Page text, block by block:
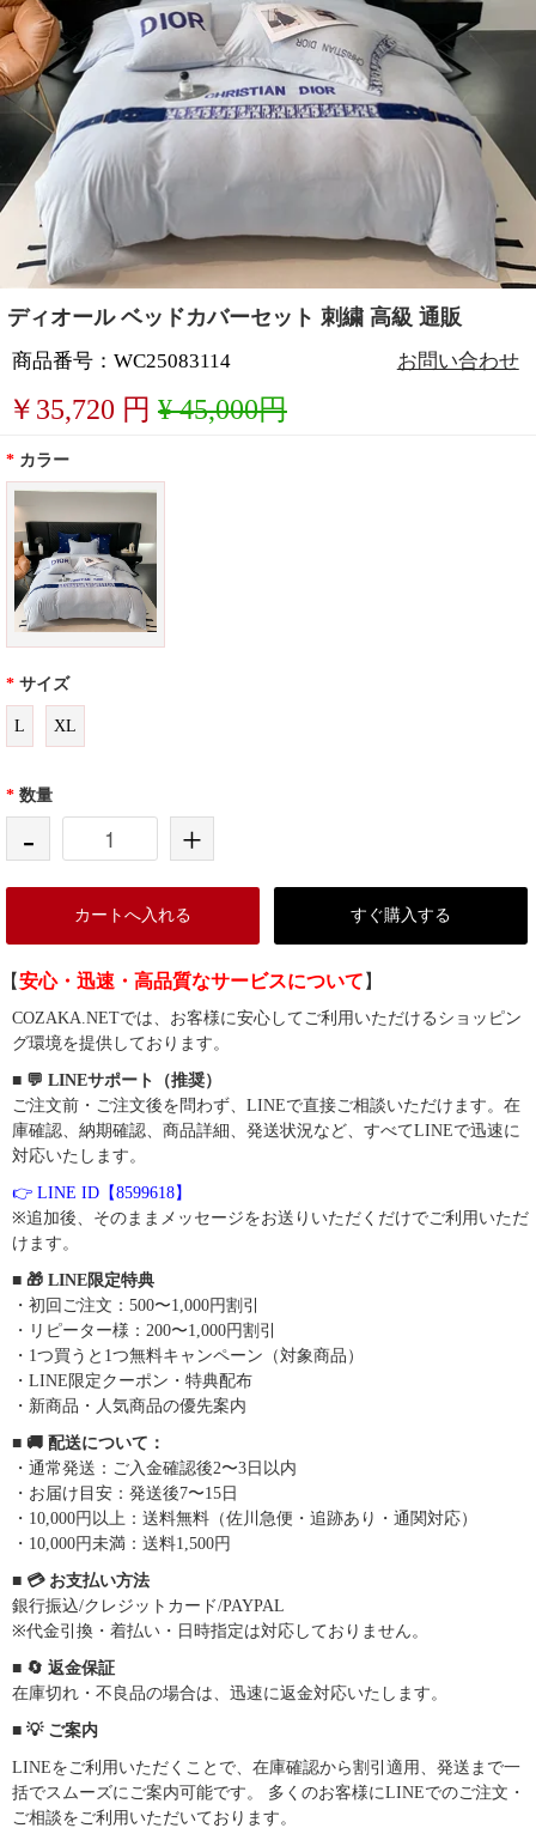
ディオール ベッドカバーセット 刺繍 高級 通販
商品番号：WC25083114 お問い合わせ
￥ 35,720 円 ¥ 45,000円
* カラー
* サイズ
L XL
* 数量
- +
カートへ入れる すぐ購入する
【安心・迅速・高品質なサービスについて 】
COZAKA.NETでは、お客様に安心してご利用いただけるショッピン
グ環境を提供しております。
■ 💬 LINEサポート（推奨）
ご注文前・ご注文後を問わず、LINEで直接ご相談いただけます。在
庫確認、納期確認、商品詳細、発送状況など、すべてLINEで迅速に
対応いたします。
👉 LINE ID【8599618】
※追加後、そのままメッセージをお送りいただくだけでご利用いただ
けます。
■ 🎁 LINE限定特典
・初回ご注文：500〜1,000円割引
・リピーター様：200〜1,000円割引
・1つ買うと1つ無料キャンペーン（対象商品）
・LINE限定クーポン・特典配布
・新商品・人気商品の優先案内
■ 🚚 配送について：
・通常発送：ご入金確認後2〜3日以内
・お届け目安：発送後7〜15日
・10,000円以上：送料無料（佐川急便・追跡あり・通関対応）
・10,000円未満：送料1,500円
■ 💳 お支払い方法
銀行振込/クレジットカード/PAYPAL
※代金引換・着払い・日時指定は対応しておりません。
■ 🔄 返金保証
在庫切れ・不良品の場合は、迅速に返金対応いたします。
■ 💡 ご案内
LINEをご利用いただくことで、在庫確認から割引適用、発送まで一
括でスムーズにご案内可能です。 多くのお客様にLINEでのご注文・
ご相談をご利用いただいております。